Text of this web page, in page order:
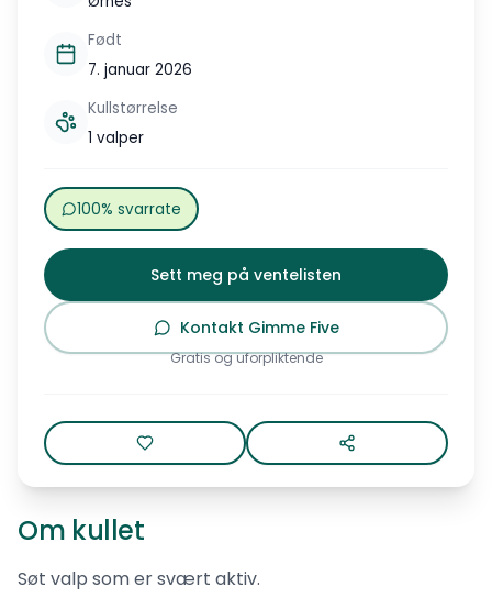
Født
7. januar 2026
Kullstørrelse
1 valper
100% svarrate
Sett meg på ventelisten
Kontakt Gimme Five
Gratis og uforpliktende
Om kullet
Søt valp som er svært aktiv.